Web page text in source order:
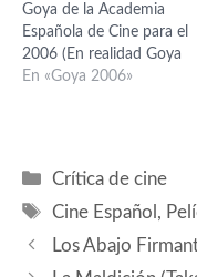
José Corbacho por Tapas -
Mejor…
Goya de la Academia
Española de Cine para el
2006 (En realidad Goya
2005). Los premios se
anteriores decisiones la
parte con mayor
En «Goya 2006»
Categorías
Crítica de cine
Etiquetas
Cine Español ,
Los Abajo